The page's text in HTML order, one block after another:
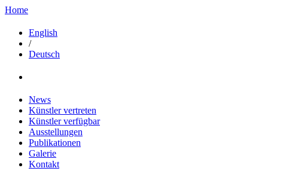
Home
English
/
Deutsch
News
Künstler vertreten
Künstler verfügbar
Ausstellungen
Publikationen
Galerie
Kontakt